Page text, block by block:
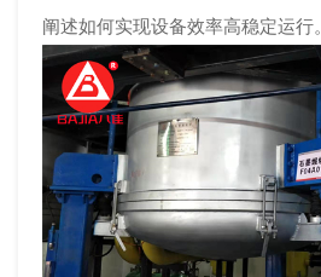
阐述如何实现设备效率高稳定运行。